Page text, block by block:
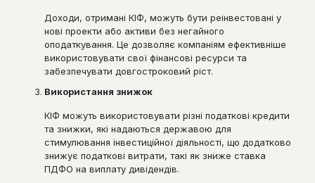
Доходи, отримані КІФ, можуть бути реінвестовані у
нові проекти або активи без негайного
оподаткування. Це дозволяє компаніям ефективніше
використовувати свої фінансові ресурси та
забезпечувати довгостроковий ріст.
Використання знижок
КІФ можуть використовувати різні податкові кредити
та знижки, які надаються державою для
стимулювання інвестиційної діяльності, що додатково
знижує податкові витрати, такі як зниже ставка
ПДФО на виплату дивідендів.